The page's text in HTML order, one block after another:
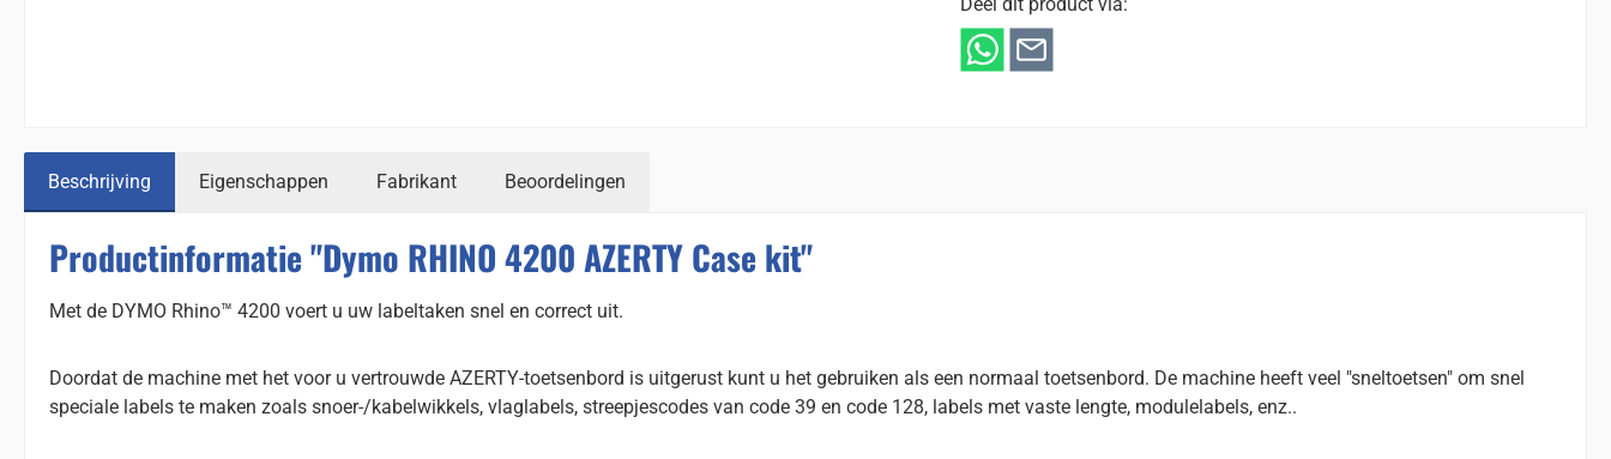
Beschrijving Eigenschappen Fabrikant Beoordelingen
Productinformatie "Dymo RHINO 4200 AZERTY Case kit"
Met de DYMO Rhino™ 4200 voert u uw labeltaken snel en correct uit.
Doordat de machine met het voor u vertrouwde AZERTY-toetsenbord is uitgerust kunt u het gebruiken als een normaal toetsenbord. De machine heeft veel "sneltoetsen" om snel
speciale labels te maken zoals snoer-/kabelwikkels, vlaglabels, streepjescodes van code 39 en code 128, labels met vaste lengte, modulelabels, enz..